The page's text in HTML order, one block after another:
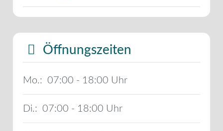
Öffnungszeiten
Mo.: 07:00 - 18:00
Di.: 07:00 - 18:00